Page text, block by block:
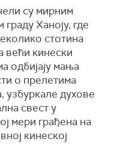
су мирним
Ханоју, где
стотина
већи кинески
одбијају мања
о прелетима
узбуркале духове
свест у
мери грађена на
кинеској